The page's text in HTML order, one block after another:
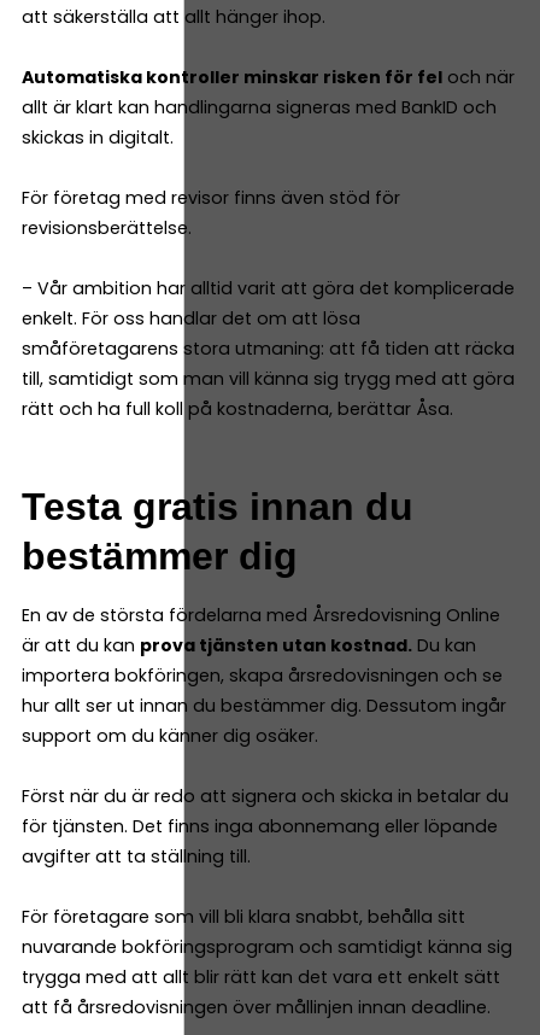
att säkerställa att allt hänger ihop.
Automatiska kontroller minskar risken för fel och när
allt är klart kan handlingarna signeras med BankID och
skickas in digitalt.
För företag med revisor finns även stöd för
revisionsberättelse.
– Vår ambition har alltid varit att göra det komplicerade
enkelt. För oss handlar det om att lösa
småföretagarens stora utmaning: att få tiden att räcka
till, samtidigt som man vill känna sig trygg med att göra
rätt och ha full koll på kostnaderna, berättar Åsa.
Testa gratis innan du
bestämmer dig
En av de största fördelarna med Årsredovisning Online
är att du kan prova tjänsten utan kostnad. Du kan
importera bokföringen, skapa årsredovisningen och se
hur allt ser ut innan du bestämmer dig. Dessutom ingår
support om du känner dig osäker.
Först när du är redo att signera och skicka in betalar du
för tjänsten. Det finns inga abonnemang eller löpande
avgifter att ta ställning till.
För företagare som vill bli klara snabbt, behålla sitt
nuvarande bokföringsprogram och samtidigt känna sig
trygga med att allt blir rätt kan det vara ett enkelt sätt
att få årsredovisningen över mållinjen innan deadline.